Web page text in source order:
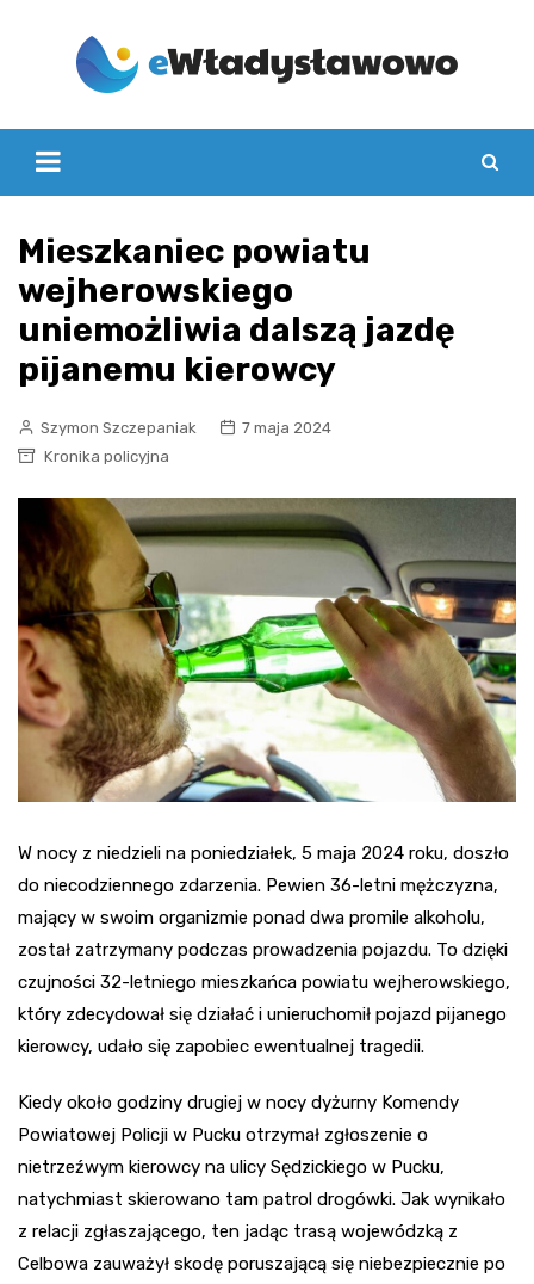
Mieszkaniec powiatu
wejherowskiego
uniemożliwia dalszą jazdę
pijanemu kierowcy
Szymon Szczepaniak
7 maja 2024
Kronika policyjna
W nocy z niedzieli na poniedziałek, 5 maja 2024 roku, doszło
do niecodziennego zdarzenia. Pewien 36-letni mężczyzna,
mający w swoim organizmie ponad dwa promile alkoholu,
został zatrzymany podczas prowadzenia pojazdu. To dzięki
czujności 32-letniego mieszkańca powiatu wejherowskiego,
który zdecydował się działać i unieruchomił pojazd pijanego
kierowcy, udało się zapobiec ewentualnej tragedii.
Kiedy około godziny drugiej w nocy dyżurny Komendy
Powiatowej Policji w Pucku otrzymał zgłoszenie o
nietrzeźwym kierowcy na ulicy Sędzickiego w Pucku,
natychmiast skierowano tam patrol drogówki. Jak wynikało
z relacji zgłaszającego, ten jadąc trasą wojewódzką z
Celbowa zauważył skodę poruszającą się niebezpiecznie po